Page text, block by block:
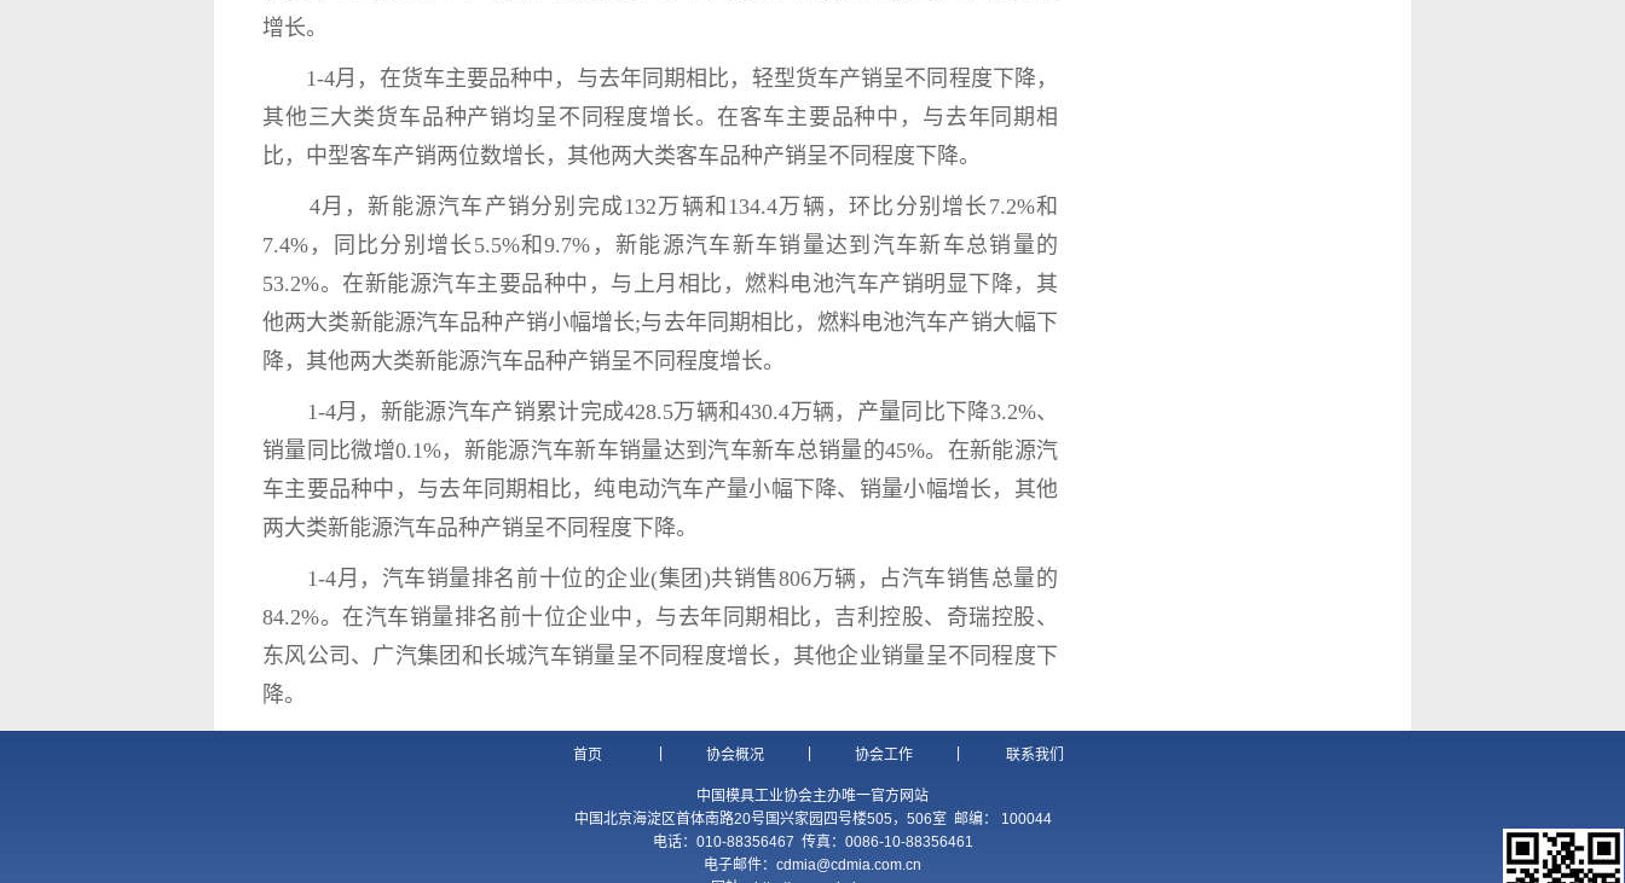
增长。
1-4月，在货车主要品种中，与去年同期相比，轻型货车产销呈不同程度下降，
其他三大类货车品种产销均呈不同程度增长。在客车主要品种中，与去年同期相
比，中型客车产销两位数增长，其他两大类客车品种产销呈不同程度下降。
4月，新能源汽车产销分别完成132万辆和134.4万辆，环比分别增长7.2%和
7.4%，同比分别增长5.5%和9.7%，新能源汽车新车销量达到汽车新车总销量的
53.2%。在新能源汽车主要品种中，与上月相比，燃料电池汽车产销明显下降，其
他两大类新能源汽车品种产销小幅增长;与去年同期相比，燃料电池汽车产销大幅下
降，其他两大类新能源汽车品种产销呈不同程度增长。
1-4月，新能源汽车产销累计完成428.5万辆和430.4万辆，产量同比下降3.2%、
销量同比微增0.1%，新能源汽车新车销量达到汽车新车总销量的45%。在新能源汽
车主要品种中，与去年同期相比，纯电动汽车产量小幅下降、销量小幅增长，其他
两大类新能源汽车品种产销呈不同程度下降。
1-4月，汽车销量排名前十位的企业(集团)共销售806万辆，占汽车销售总量的
84.2%。在汽车销量排名前十位企业中，与去年同期相比，吉利控股、奇瑞控股、
东风公司、广汽集团和长城汽车销量呈不同程度增长，其他企业销量呈不同程度下
降。
首页 协会概况 协会工作 联系我们
中国模具工业协会主办唯一官方网站
中国北京海淀区首体南路20号国兴家园四号楼505，506室 邮编： 100044
电话：010-88356467 传真：0086-10-88356461
电子邮件： cdmia@cdmia.com.cn